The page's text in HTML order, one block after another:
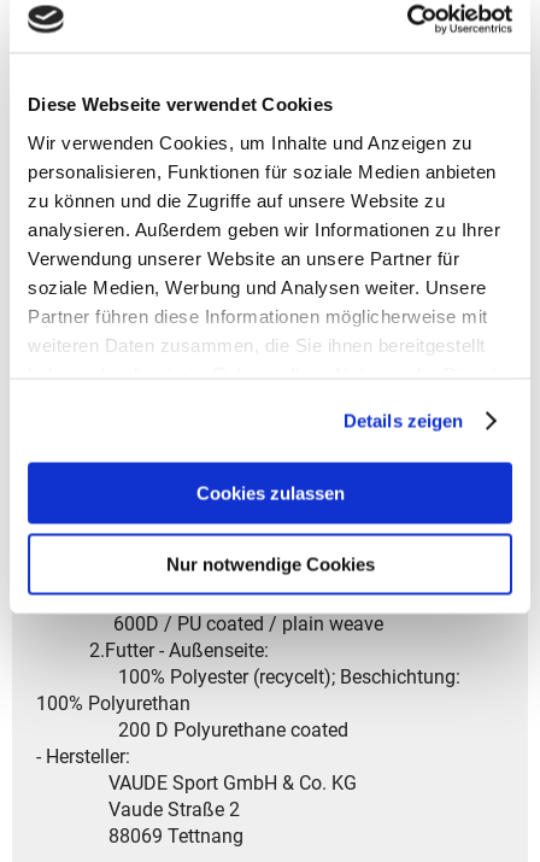
Diese Webseite verwendet Cookies
Wir verwenden Cookies, um Inhalte und Anzeigen zu
personalisieren, Funktionen für soziale Medien anbieten
zu können und die Zugriffe auf unsere Website zu
analysieren. Außerdem geben wir Informationen zu Ihrer
Verwendung unserer Website an unsere Partner für
soziale Medien, Werbung und Analysen weiter. Unsere
Partner führen diese Informationen möglicherweise mit
weiteren Daten zusammen, die Sie ihnen bereitgestellt
Details zeigen
Cookies zulassen
Nur notwendige Cookies
- Größe: 34x23x16 cm (HxBxT)
- Modelljahr: 2024
einfach zu bedienen.
dem Kind mit.
- Praktische Fronttasche mit Reißverschluss für
schnellen Zugriff.
- Die elastische Seitentasche passt sich flexibel an.
- Leicht zu greifende Reißverschlüsse für einfache
Handhabung.
- Ein Namensschild innen verhindert Verwechslungen.
- Die ideale Tasche für jedes Abenteuer-robust,
komfortabel und perfekt geeignet für Schule, Sport und
damit Kinder draußen aktiv die Welt entdecken
- Garantiedauer: Gesetzliche Gewährleistungsfrist von
2 Jahren
- Material: 1.Hauptstoff :
100% Polyester (recycelt)
600D / PU coated / plain weave
2.Futter - Außenseite:
100% Polyester (recycelt); Beschichtung:
100% Polyurethan
200 D Polyurethane coated
- Hersteller:
VAUDE Sport GmbH & Co. KG
Vaude Straße 2
88069 Tettnang